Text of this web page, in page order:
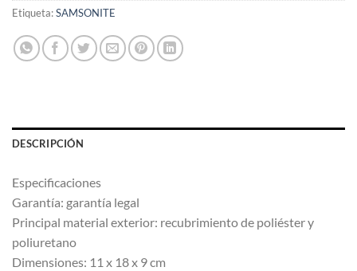
Etiqueta:SAMSONITE
DESCRIPCIÓN
Especificaciones
Garantía: garantía legal
Principal material exterior: recubrimiento de poliéster y
poliuretano
Dimensiones: 11 x 18 x 9 cm